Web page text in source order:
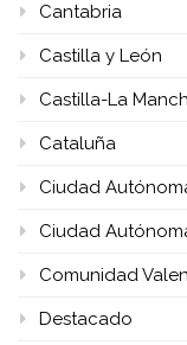
Cantabria
Castilla y León
Castilla-La
Cataluña
Ciudad
Ciudad
Comunidad
Destacado